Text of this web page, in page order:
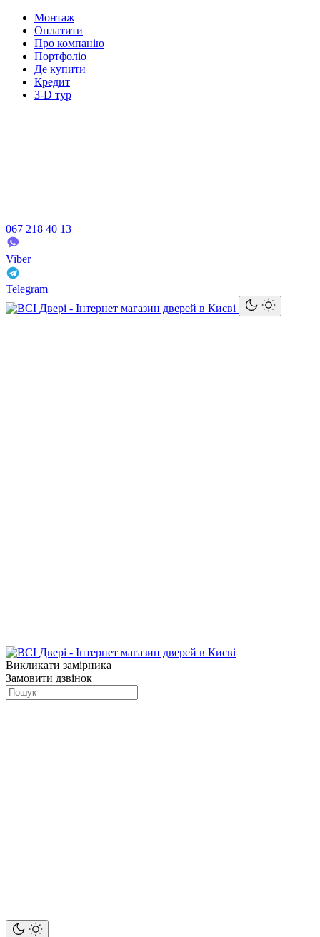
Монтаж
Оплатити
Про компанію
Портфоліо
Де купити
Кредит
3-D тур
067 218 40 13
Viber
Telegram
Викликати замірника
Замовити дзвінок